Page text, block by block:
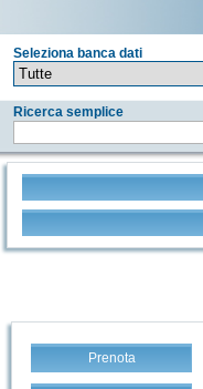
Seleziona banca dati
Ricerca semplice
Prenota